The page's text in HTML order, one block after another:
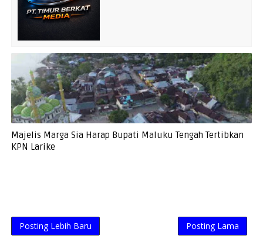
Majelis Marga Sia Harap Bupati Maluku Tengah Tertibkan
KPN Larike
Posting Lebih Baru Posting Lama